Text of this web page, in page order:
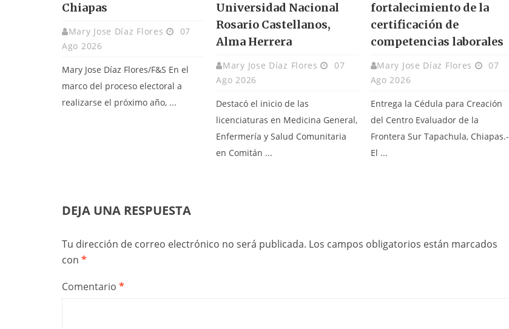
Chiapas
Mary Jose Díaz Flores
07
Ago 2026
Mary Jose Díaz Flores/F&S En el
marco del proceso electoral a
realizarse el próximo año, ...
Universidad Nacional
Rosario Castellanos,
Alma Herrera
Mary Jose Díaz Flores
07
Ago 2026
Destacó el inicio de las
licenciaturas en Medicina General,
Enfermería y Salud Comunitaria
en Comitán ...
fortalecimiento de la
certificación de
competencias laborales
Mary Jose Díaz Flores
07
Ago 2026
Entrega la Cédula para Creación
del Centro Evaluador de la
Frontera Sur Tapachula, Chiapas.-
El ...
DEJA UNA RESPUESTA
Tu dirección de correo electrónico no será publicada. Los campos obligatorios están marcados
con *
Comentario *